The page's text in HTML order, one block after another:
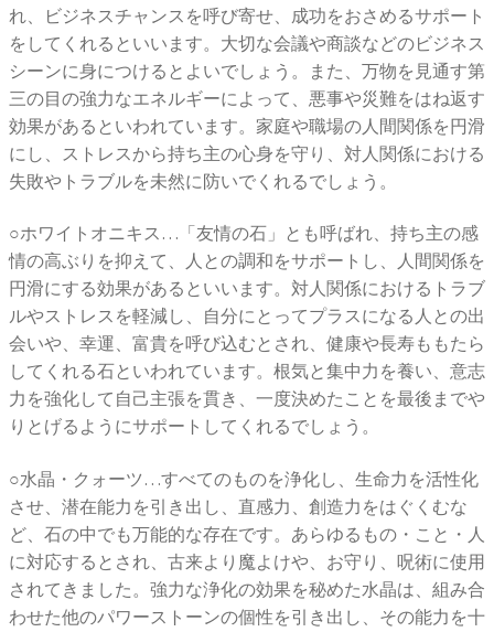
れ、ビジネスチャンスを呼び寄せ、成功をおさめるサポート
をしてくれるといいます。大切な会議や商談などのビジネス
シーンに身につけるとよいでしょう。また、万物を見通す第
三の目の強力なエネルギーによって、悪事や災難をはね返す
効果があるといわれています。家庭や職場の人間関係を円滑
にし、ストレスから持ち主の心身を守り、対人関係における
失敗やトラブルを未然に防いでくれるでしょう。
○ホワイトオニキス…「友情の石」とも呼ばれ、持ち主の感
情の高ぶりを抑えて、人との調和をサポートし、人間関係を
円滑にする効果があるといいます。対人関係におけるトラブ
ルやストレスを軽減し、自分にとってプラスになる人との出
会いや、幸運、富貴を呼び込むとされ、健康や長寿ももたら
してくれる石といわれています。根気と集中力を養い、意志
力を強化して自己主張を貫き、一度決めたことを最後までや
りとげるようにサポートしてくれるでしょう。
○水晶・クォーツ…すべてのものを浄化し、生命力を活性化
させ、潜在能力を引き出し、直感力、創造力をはぐくむな
ど、石の中でも万能的な存在です。あらゆるもの・こと・人
に対応するとされ、古来より魔よけや、お守り、呪術に使用
されてきました。強力な浄化の効果を秘めた水晶は、組み合
わせた他のパワーストーンの個性を引き出し、その能力を十